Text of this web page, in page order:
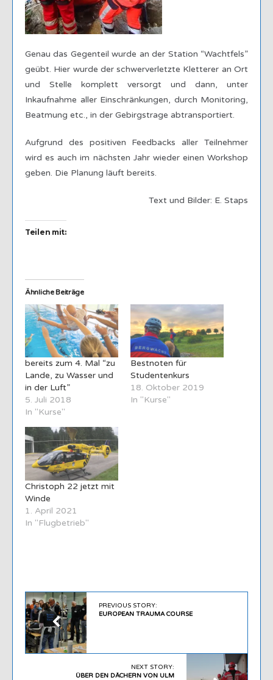
Genau das Gegenteil wurde an der Station “Wachtfels”
geübt. Hier wurde der schwerverletzte Kletterer an Ort
und Stelle komplett versorgt und dann, unter
Inkaufnahme aller Einschränkungen, durch Monitoring,
Beatmung etc., in der Gebirgstrage abtransportiert.
Aufgrund des positiven Feedbacks aller Teilnehmer
wird es auch im nächsten Jahr wieder einen Workshop
geben. Die Planung läuft bereits.
Text und Bilder: E. Staps
Teilen mit:
Ähnliche Beiträge
bereits zum 4. Mal “zu
Lande, zu Wasser und
in der Luft”
5. Juli 2018
In "Kurse"
Bestnoten für
Studentenkurs
18. Oktober 2019
In "Kurse"
Christoph 22 jetzt mit
Winde
1. April 2021
In "Flugbetrieb"
PREVIOUS STORY:
EUROPEAN TRAUMA COURSE
NEXT STORY:
ÜBER DEN DÄCHERN VON ULM